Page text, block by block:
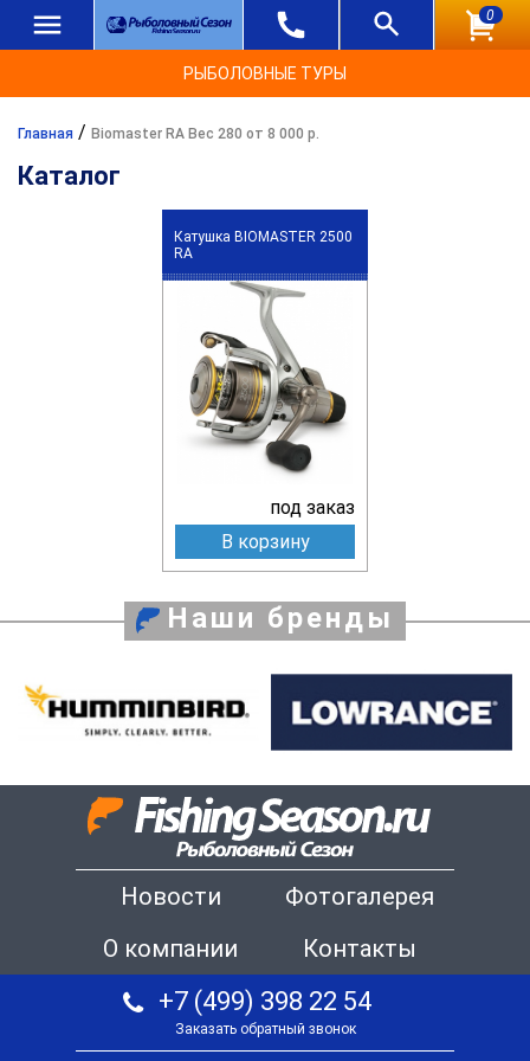
0
РЫБОЛОВНЫЕ ТУРЫ
Главная / Biomaster RA Вес 280 от 8 000 р.
Каталог
Катушка BIOMASTER 2500
RA
под заказ
В корзину
Наши бренды
Новости
Фотогалерея
О компании
Контакты
+7 (499) 398 22 54
Заказать обратный звонок